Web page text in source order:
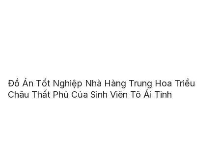
Đồ Án Tốt Nghiệp Nhà Hàng Trung Hoa Triều
Châu Thất Phủ Của Sinh Viên Tô Ái Tinh